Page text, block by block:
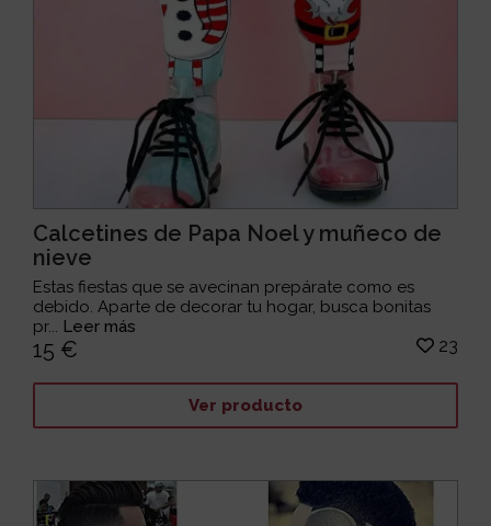
Calcetines de Papa Noel y muñeco de
nieve
Estas fiestas que se avecinan prepárate como es
debido. Aparte de decorar tu hogar, busca bonitas
pr... Leer más
15 € 23
Ver producto